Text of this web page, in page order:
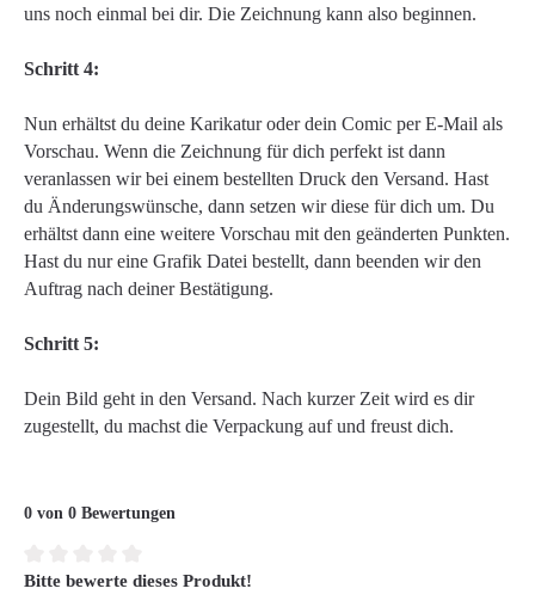
uns noch einmal bei dir. Die Zeichnung kann also beginnen.
Schritt 4:
Nun erhältst du deine Karikatur oder dein Comic per E-Mail als
Vorschau. Wenn die Zeichnung für dich perfekt ist dann
veranlassen wir bei einem bestellten Druck den Versand. Hast
du Änderungswünsche, dann setzen wir diese für dich um. Du
erhältst dann eine weitere Vorschau mit den geänderten Punkten.
Hast du nur eine Grafik Datei bestellt, dann beenden wir den
Auftrag nach deiner Bestätigung.
Schritt 5:
Dein Bild geht in den Versand. Nach kurzer Zeit wird es dir
zugestellt, du machst die Verpackung auf und freust dich.
0 von 0 Bewertungen
Durchschnittliche Bewertung von 0 von 5 Sternen
Bitte bewerte dieses Produkt!